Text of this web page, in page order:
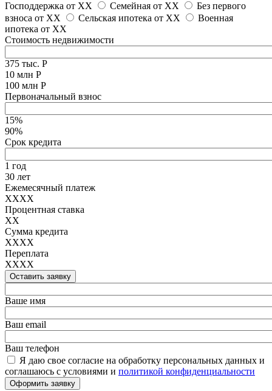
Господдержка от XX Семейная от XX
Без первого
взноса от XX Сельская ипотека от XX
Военная
ипотека от XX
Стоимость недвижимости
375 тыс. Р
10 млн Р
100 млн Р
Первоначальный взнос
15%
90%
Срок кредита
1 год
30 лет
Ежемесячный платеж
XXXX
Процентная ставка
XX
Сумма кредита
XXXX
Переплата
XXXX
Оставить заявку
Ваше имя
Ваш email
Ваш телефон
Я даю свое согласие на обработку персональных данных и
соглашаюсь с условиями и политикой конфиденциальности
Оформить заявку